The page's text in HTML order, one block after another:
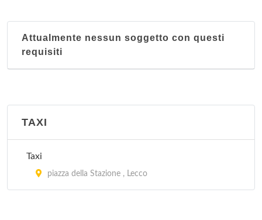
Attualmente nessun soggetto con questi
requisiti
TAXI
Taxi
piazza della Stazione , Lecco